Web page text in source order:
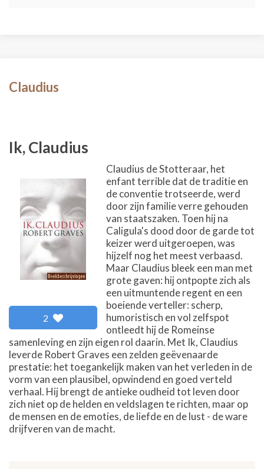
Claudius
Ik, Claudius
2
Claudius de Stotteraar, het
enfant terrible dat de traditie en
de conventie trotseerde, werd
door zijn familie verre gehouden
van staatszaken. Toen hij na
Caligula's dood door de garde tot
keizer werd uitgeroepen, was
hijzelf nog het meest verbaasd.
Maar Claudius bleek een man met
grote gaven: hij ontpopte zich als
een uitmuntende regent en een
boeiende verteller: scherp,
humoristisch en vol zelfspot
ontleedt hij de Romeinse
samenleving en zijn eigen rol daarin. Met Ik, Claudius
leverde Robert Graves een zelden geëvenaarde
prestatie: het toegankelijk maken van het verleden in de
vorm van een plausibel, opwindend en goed verteld
verhaal. Hij brengt de antieke oudheid tot leven door
zich niet op de helden en veldslagen te richten, maar op
de mensen en de emoties, de liefde en de lust - de ware
drijfveren van de macht.